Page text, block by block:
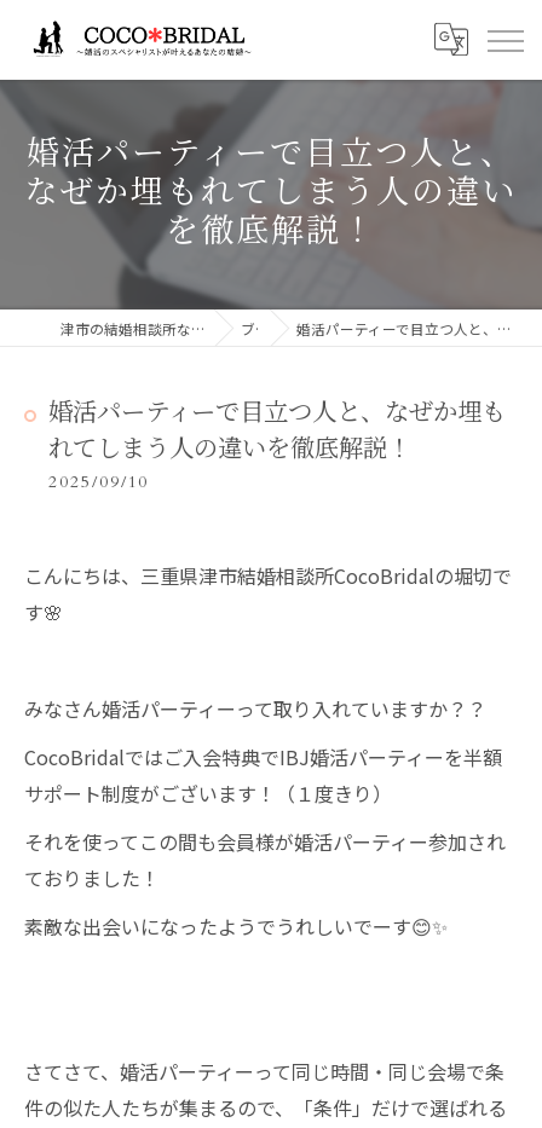
婚活パーティーで目立つ人と、
なぜか埋もれてしまう人の違い
を徹底解説！
津市の結婚相談所ならCocoBridalココブライダル ブログ 婚活パーティーで目立つ人と、なぜか埋もれてしまう人の違いを徹底解説！
婚活パーティーで目立つ人と、なぜか埋も
れてしまう人の違いを徹底解説！
2025/09/10
こんにちは、三重県津市結婚相談所CocoBridalの堀切で
す🌸
みなさん婚活パーティーって取り入れていますか？？
CocoBridalではご入会特典でIBJ婚活パーティーを半額
サポート制度がございます！（１度きり）
それを使ってこの間も会員様が婚活パーティー参加され
ておりました！
素敵な出会いになったようでうれしいでーす😊✨
さてさて、婚活パーティーって同じ時間・同じ会場で条
件の似た人たちが集まるので、「条件」だけで選ばれる